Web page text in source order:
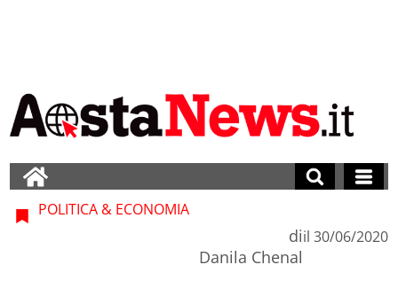
POLITICA & ECONOMIA
di
Danila Chenal
il 30/06/2020